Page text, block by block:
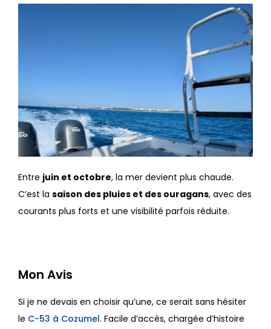
Entre juin et octobre, la mer devient plus chaude.
C’est la saison des pluies et des ouragans, avec des
courants plus forts et une visibilité parfois réduite.
Mon Avis
Si je ne devais en choisir qu’une, ce serait sans hésiter
le C-53 à Cozumel. Facile d’accès, chargée d’histoire